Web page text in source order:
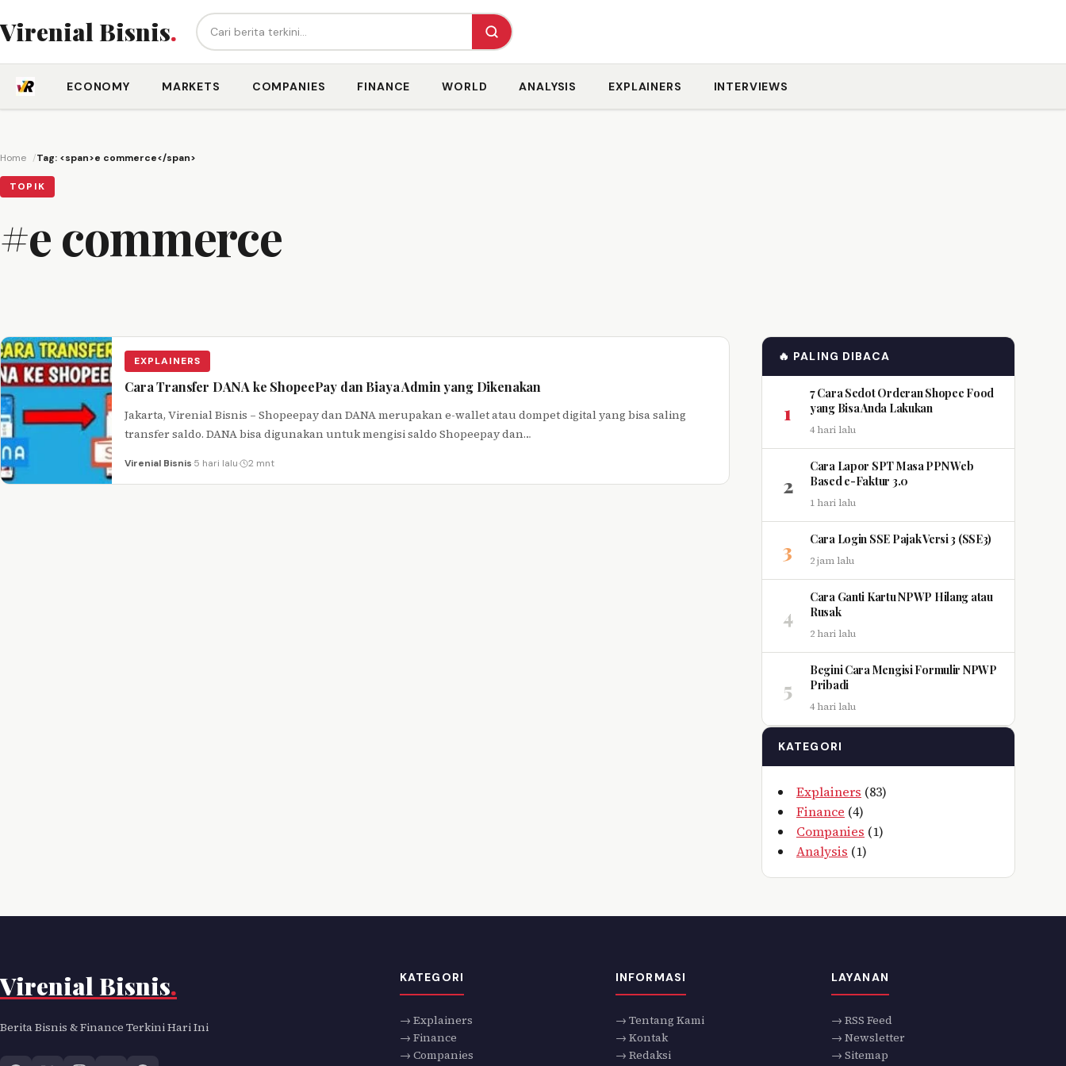
Virenial Bisnis. Cari berita...
ECONOMY MARKETS COMPANIES FINANCE WORLD ANALYSIS EXPLAINERS INTERVIEWS
Home Tag: <span>e commerce</span>
TOPIK
#e commerce
EXPLAINERS
Cara Transfer DANA ke ShopeePay dan Biaya Admin yang Dikenakan
Jakarta, Virenial Bisnis – Shopeepay dan DANA merupakan e-wallet atau dompet digital yang bisa saling
transfer saldo. DANA bisa digunakan untuk mengisi saldo Shopeepay dan…
Virenial Bisnis·5 hari lalu· 2 mnt
🔥 PALING DIBACA
1
7 Cara Sedot Orderan Shopee Food
yang Bisa Anda Lakukan
4 hari lalu
2
Cara Lapor SPT Masa PPN Web
Based e-Faktur 3.0
1 hari lalu
3 Cara Login SSE Pajak Versi 3 (SSE3)
2 jam lalu
4
Cara Ganti Kartu NPWP Hilang atau
Rusak
2 hari lalu
5
Begini Cara Mengisi Formulir NPWP
Pribadi
4 hari lalu
KATEGORI
Explainers (83)
Finance (4)
Companies (1)
Analysis (1)
Virenial Bisnis.
Berita Bisnis & Finance Terkini Hari Ini
KATEGORI
→ Explainers
→ Finance
→ Companies
INFORMASI
→ Tentang Kami
→ Kontak
→ Redaksi
LAYANAN
→ RSS Feed
→ Newsletter
→ Sitemap